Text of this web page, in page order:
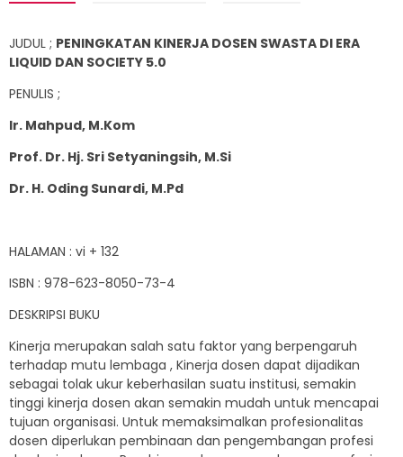
JUDUL ; PENINGKATAN KINERJA DOSEN SWASTA DI ERA
LIQUID DAN SOCIETY 5.0
PENULIS ;
Ir. Mahpud, M.Kom
Prof. Dr. Hj. Sri Setyaningsih, M.Si
Dr. H. Oding Sunardi, M.Pd
HALAMAN : vi + 132
ISBN : 978-623-8050-73-4
DESKRIPSI BUKU
Kinerja merupakan salah satu faktor yang berpengaruh
terhadap mutu lembaga , Kinerja dosen dapat dijadikan
sebagai tolak ukur keberhasilan suatu institusi, semakin
tinggi kinerja dosen akan semakin mudah untuk mencapai
tujuan organisasi. Untuk memaksimalkan profesionalitas
dosen diperlukan pembinaan dan pengembangan profesi